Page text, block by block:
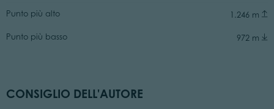
Punto più alto 1.246 m
Punto più basso 972 m
CONSIGLIO DELL'AUTORE